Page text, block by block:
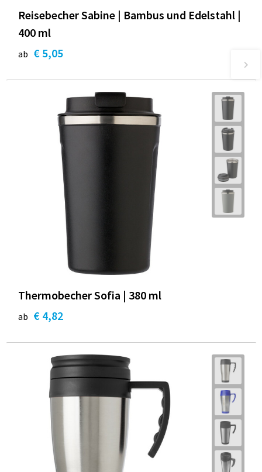
Reisebecher Sabine | Bambus und Edelstahl |
400 ml
ab € 5,05
Thermobecher Sofia | 380 ml
ab € 4,82